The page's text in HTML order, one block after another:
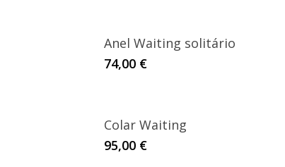
Anel Waiting solitário
74,00 €
Colar Waiting
95,00 €